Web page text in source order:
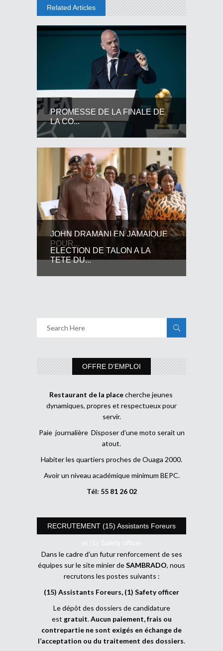
Related Articles
PROMESSE DE LA FINALE DE
LA CO...
JOHN DRAMANI EN JAMAIQUE
POUR...
ELECTION DE TALON A LA
TETE DU...
OFFRE D’EMPLOI
Restaurant de la placecherche jeunes
dynamiques, propres et respectueux pour
servir.
Paie journalière Disposer d’une moto serait un
atout.
Habiter les quartiers proches de Ouaga 2000.
Avoir un niveau académique minimum BEPC.
Tél: 55 81 26 02
RECRUTEMENT (15) Assistants Foreurs
et (1) Safety officer
Dans le cadre d’un futur renforcement de ses
équipes sur le site minier deSAMBRADO, nous
recrutons les postes suivants :
(15) Assistants Foreurs, (1) Safety officer
Le dépôt des dossiers de candidature
est gratuit.Aucun paiement, frais ou
contrepartie ne sont exigés en échange de
l’acceptation ou du traitement des dossiers.